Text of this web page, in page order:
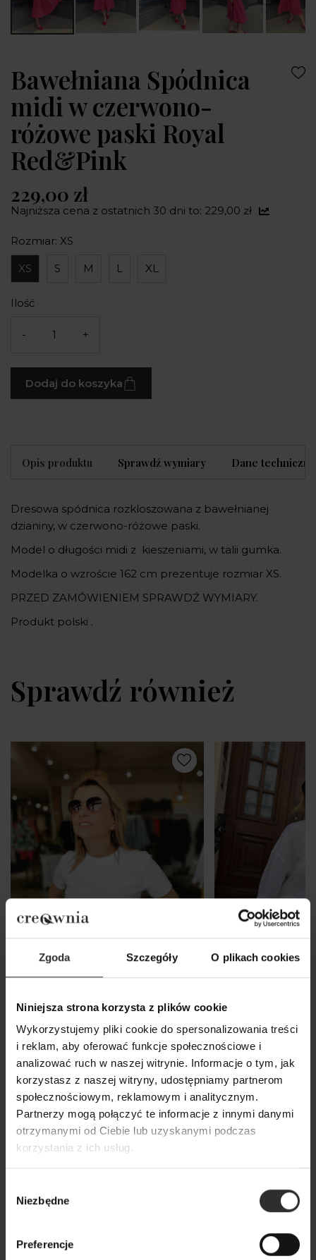
Zgoda Szczegóły O plikach cookies
Niniejsza strona korzysta z plików cookie
Wykorzystujemy pliki cookie do spersonalizowania treści
i reklam, aby oferować funkcje społecznościowe i
analizować ruch w naszej witrynie. Informacje o tym, jak
korzystasz z naszej witryny, udostępniamy partnerom
społecznościowym, reklamowym i analitycznym.
Partnerzy mogą połączyć te informacje z innymi danymi
otrzymanymi od Ciebie lub uzyskanymi podczas
korzystania z ich usług.
zgody
Niezbędne
Preferencje
Bawełniana Spódnica
midi w czerwono-
różowe paski Royal
Red&Pink
229,00 zł
Najniższa cena z ostatnich 30 dni to: 229,00 zł
Rozmiar: XS
XS S M L XL
Ilość
- +
Dodaj do koszyka
Opis produktu Sprawdź wymiary Dane techniczne
Dresowa spódnica rozkloszowana z bawełnianej
dzianiny, w czerwono-różowe paski.
Model o długości midi z kieszeniami, w talii gumka.
Modelka o wzroście 162 cm prezentuje rozmiar XS.
PRZED ZAMÓWIENIEM SPRAWDŹ WYMIARY.
Produkt polski .
Sprawdź również
Biały T-shirt Bawełniany White
149,00 zł
Biała
rękawami 3/4 w
Melia White
259,00 zł
Popularne produkty